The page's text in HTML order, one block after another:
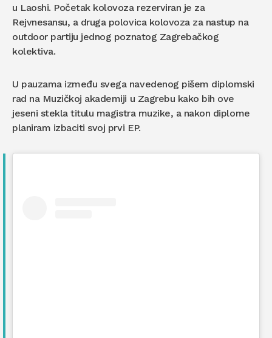
u Laoshi. Početak kolovoza rezerviran je za
Rejvnesansu, a druga polovica kolovoza za nastup na
outdoor partiju jednog poznatog Zagrebačkog
kolektiva.
U pauzama između svega navedenog pišem diplomski
rad na Muzičkoj akademiji u Zagrebu kako bih ove
jeseni stekla titulu magistra muzike, a nakon diplome
planiram izbaciti svoj prvi EP.